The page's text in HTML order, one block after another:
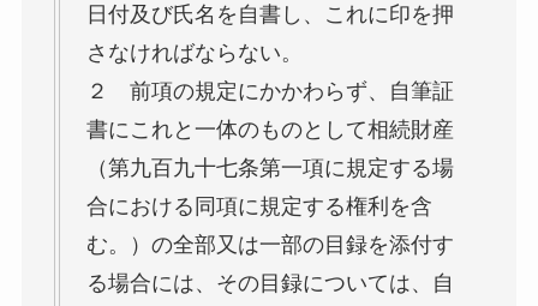
日付及び氏名を自書し、これに印を押
さなければならない。
２ 前項の規定にかかわらず、自筆証
書にこれと一体のものとして相続財産
（第九百九十七条第一項に規定する場
合における同項に規定する権利を含
む。）の全部又は一部の目録を添付す
る場合には、その目録については、自